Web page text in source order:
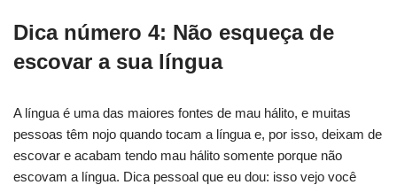
Dica número 4: Não esqueça de
escovar a sua língua
A língua é uma das maiores fontes de mau hálito, e muitas
pessoas têm nojo quando tocam a língua e, por isso, deixam de
escovar e acabam tendo mau hálito somente porque não
escovam a língua. Dica pessoal que eu dou: isso vejo você